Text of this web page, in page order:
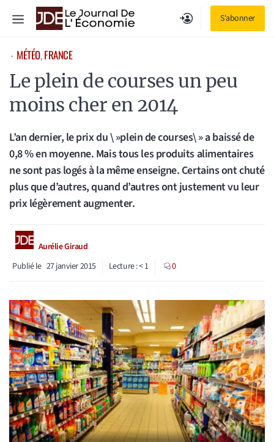
S'abonner
Menu
⋅ MÉTÉO, FRANCE
Le plein de courses un peu
moins cher en 2014
L’an dernier, le prix du \ »plein de courses\ » a baissé de
0,8 % en moyenne. Mais tous les produits alimentaires
ne sont pas logés à la même enseigne. Certains ont chuté
plus que d’autres, quand d’autres ont justement vu leur
prix légèrement augmenter.
Aurélie Giraud
Publié le 27 janvier 2015 Lecture :< 1 0